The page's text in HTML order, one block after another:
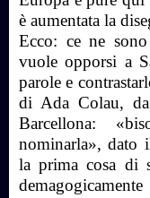
è aumentata la
Ecco: ce ne
vuole opporsi a
parole e
di Ada Colau, da
Barcellona:
nominarla», dato
la prima cosa di